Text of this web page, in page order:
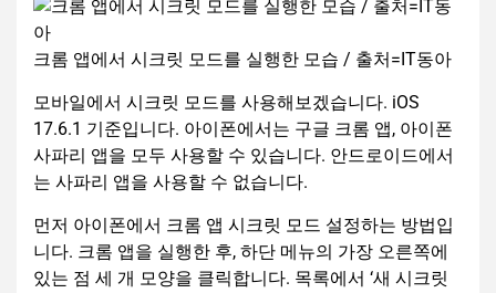
크롬 앱에서 시크릿 모드를 실행한 모습 / 출처=IT동아
모바일에서 시크릿 모드를 사용해보겠습니다. iOS
17.6.1 기준입니다. 아이폰에서는 구글 크롬 앱, 아이폰
사파리 앱을 모두 사용할 수 있습니다. 안드로이드에서
는 사파리 앱을 사용할 수 없습니다.
먼저 아이폰에서 크롬 앱 시크릿 모드 설정하는 방법입
니다. 크롬 앱을 실행한 후, 하단 메뉴의 가장 오른쪽에
있는 점 세 개 모양을 클릭합니다. 목록에서 ‘새 시크릿